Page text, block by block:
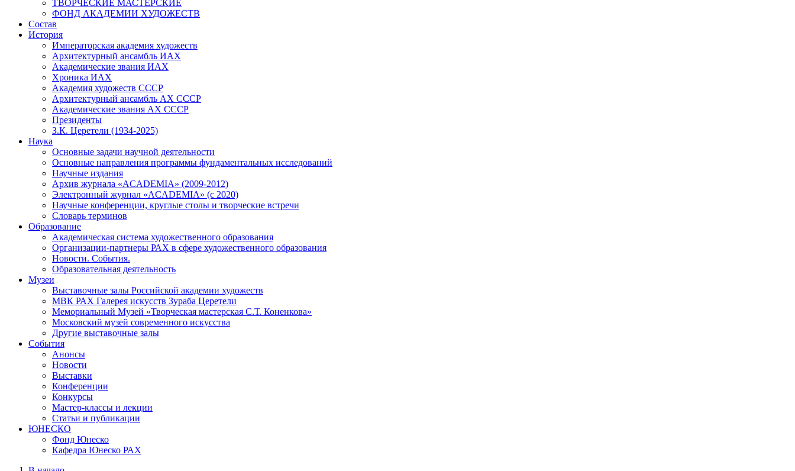
ТВОРЧЕСКИЕ МАСТЕРСКИЕ
ФОНД АКАДЕМИИ ХУДОЖЕСТВ
Состав
История
Императорская академия художеств
Архитектурный ансамбль ИАХ
Академические звания ИАХ
Хроника ИАХ
Академия художеств СССР
Архитектурный ансамбль АХ СССР
Академические звания АХ СССР
Президенты
З.К. Церетели (1934-2025)
Наука
Основные задачи научной деятельности
Основные направления программы фундаментальных исследований
Научные издания
Архив журнала «ACADEMIA» (2009-2012)
Электронный журнал «ACADEMIA» (с 2020)
Научные конференции, круглые столы и творческие встречи
Словарь терминов
Образование
Академическая система художественного образования
Организации-партнеры РАХ в сфере художественного образования
Новости. События.
Образовательная деятельность
Музеи
Выставочные залы Российской академии художеств
МВК РАХ Галерея искусств Зураба Церетели
Мемориальный Музей «Творческая мастерская С.Т. Коненкова»
Московский музей современного искусства
Другие выставочные залы
События
Анонсы
Новости
Выставки
Конференции
Конкурсы
Мастер-классы и лекции
Статьи и публикации
ЮНЕСКО
Фонд Юнеско
Кафедра Юнеско РАХ